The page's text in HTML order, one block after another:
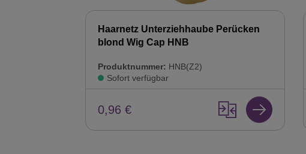
Haarnetz Unterziehhaube Perücken
blond Wig Cap HNB
Produktnummer: HNB(Z2)
Sofort verfügbar
0,96 €